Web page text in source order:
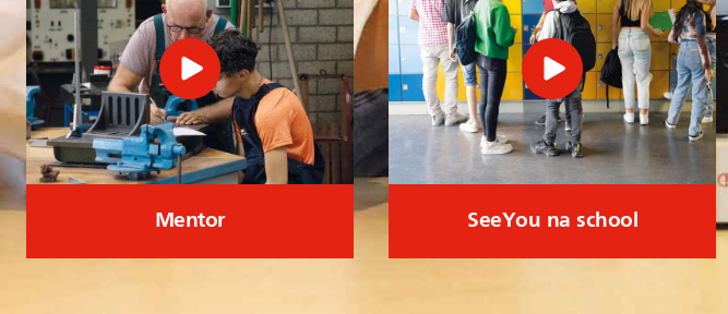
Mentor SeeYou na school